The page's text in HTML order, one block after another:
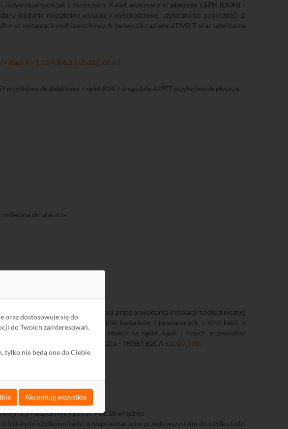
oraz dostosowuje się do
do Twoich zainteresowań.
tylko nie będą one do Ciebie
Akceptuję wszystkie
indywidualnych jak i zbiorczych. Kabel wykonany w płaszczu LSZH (LS0H) -
(budynki mieszkalne wysokie i wysokościowe, użyteczności publicznej). Z
systemach multiswitchowych (telewizja naziemna DVB-T oraz satelitarna
do dielektryka + oplot 81% + druga folia Al/PET przyklejona do płaszcza.
do płaszcza
z analizy ryzyka dokonanej przez projektanta instalacji teletechnicznej
UE wymagań dla rodzajów budynków i powiązanych z nimi kabli o
N SEP–E 007 w Polsce klasa reakcji na ogień kabli i innych przewodów
stosować przewody klasy B2ca - TRISET B2CA E1020_500.
nadziemnych ponad 9 do 18 włącznie
stałymi użytkownikami, a nieprzeznaczone przede wszystkim do użytku ludzi